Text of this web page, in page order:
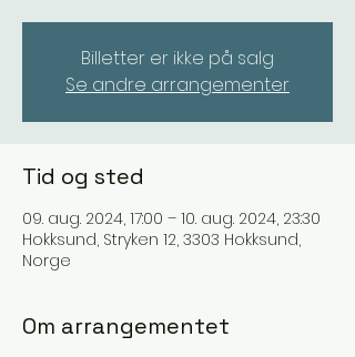
Billetter er ikke på salg
Se andre arrangementer
Tid og sted
09. aug. 2024, 17:00 – 10. aug. 2024, 23:30
Hokksund, Stryken 12, 3303 Hokksund,
Norge
Om arrangementet